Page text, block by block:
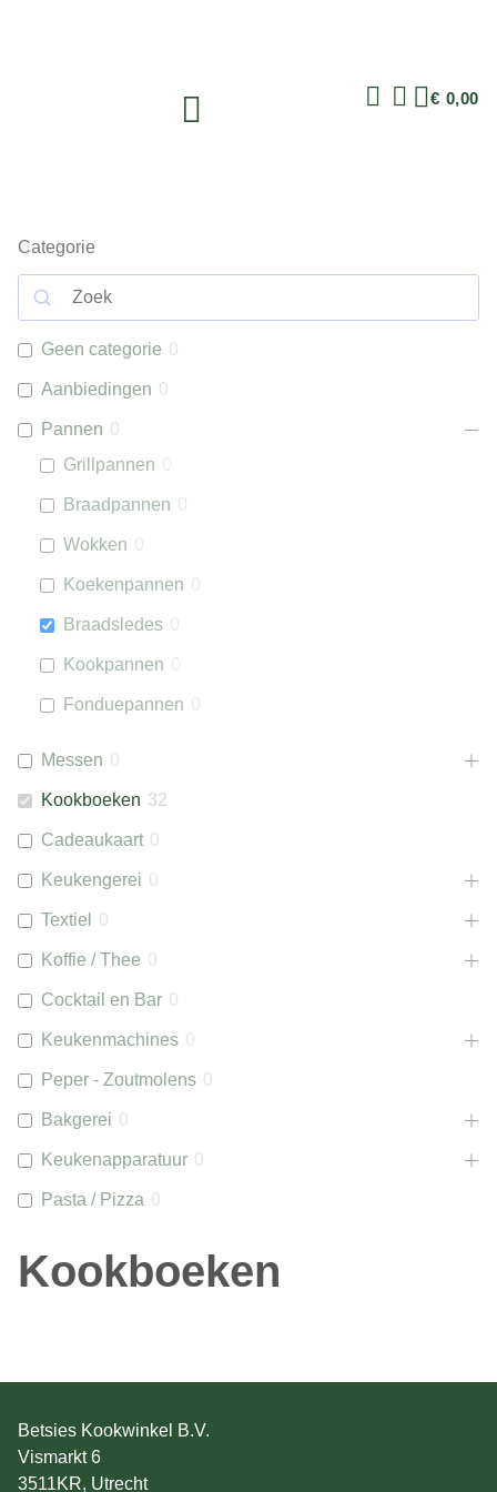
€ 0,00
Categorie
Geen categorie 0
Aanbiedingen 0
Pannen 0
Grillpannen
Braadpannen
Wokken
Koekenpannen
Braadsledes
Kookpannen
Fonduepannen
Messen 0
Kookboeken 32
Cadeaukaart 0
Keukengerei 0
Textiel 0
Koffie / Thee 0
Cocktail en Bar 0
Keukenmachines 0
Peper - Zoutmolens 0
Bakgerei 0
Keukenapparatuur 0
Pasta / Pizza 0
Kookboeken
Betsies Kookwinkel B.V.
Vismarkt 6
3511KR, Utrecht